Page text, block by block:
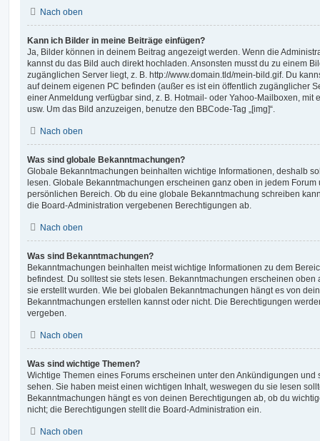
Nach oben
Kann ich Bilder in meine Beiträge einfügen?
Ja, Bilder können in deinem Beitrag angezeigt werden. Wenn die
kannst du das Bild auch direkt hochladen. Ansonsten musst du zu einem
zugänglichen Server liegt, z. B. http://www.domain.tld/mein-bild.gif. Du
auf deinem eigenen PC befinden (außer es ist ein öffentlich zugänglicher
einer Anmeldung verfügbar sind, z. B. Hotmail- oder Yahoo-Mailboxen, mit
usw. Um das Bild anzuzeigen, benutze den BBCode-Tag „[img]“.
Nach oben
Was sind globale Bekanntmachungen?
Globale Bekanntmachungen beinhalten wichtige Informationen, deshalb
lesen. Globale Bekanntmachungen erscheinen ganz oben in jedem
persönlichen Bereich. Ob du eine globale Bekanntmachung schreiben
die Board-Administration vergebenen Berechtigungen ab.
Nach oben
Was sind Bekanntmachungen?
Bekanntmachungen beinhalten meist wichtige Informationen zu dem
befindest. Du solltest sie stets lesen. Bekanntmachungen erscheinen oben
sie erstellt wurden. Wie bei globalen Bekanntmachungen hängt es von
Bekanntmachungen erstellen kannst oder nicht. Die Berechtigungen
vergeben.
Nach oben
Was sind wichtige Themen?
Wichtige Themen eines Forums erscheinen unter den Ankündigungen und
sehen. Sie haben meist einen wichtigen Inhalt, weswegen du sie lesen
Bekanntmachungen hängt es von deinen Berechtigungen ab, ob du
nicht; die Berechtigungen stellt die Board-Administration ein.
Nach oben